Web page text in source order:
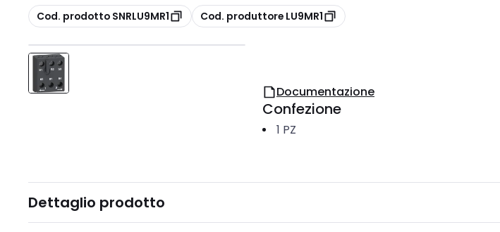
copia
Cod. prodotto SNRLU9MR1 copia
Cod. produttore LU9MR1
Documentazione
Confezione
1 PZ
Dettaglio prodotto